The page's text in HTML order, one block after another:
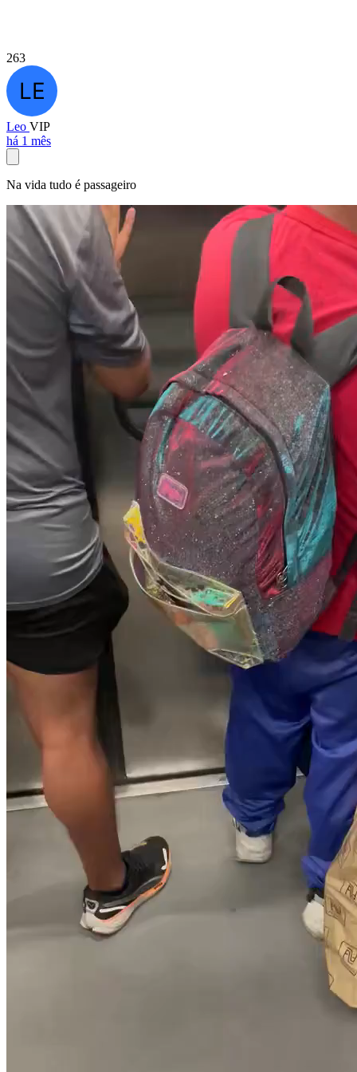
263
Leo VIP
há 1 mês
Na vida tudo é passageiro